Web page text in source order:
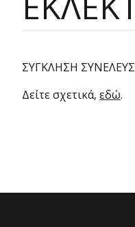
ΣΥΓΚΛΗΣΗ
Δείτε σχετικά, εδώ.